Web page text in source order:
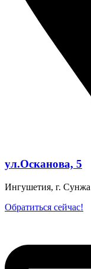
ул.Осканова, 5
Ингушетия, г. Сунжа
Обратиться сейчас!